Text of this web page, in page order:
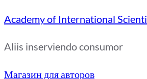
Academy of International
Aliis inserviendo consumor
Магазин для авторов